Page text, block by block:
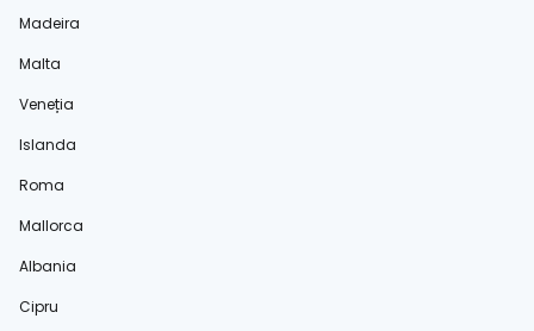
Madeira
Malta
Veneția
Islanda
Roma
Mallorca
Albania
Cipru